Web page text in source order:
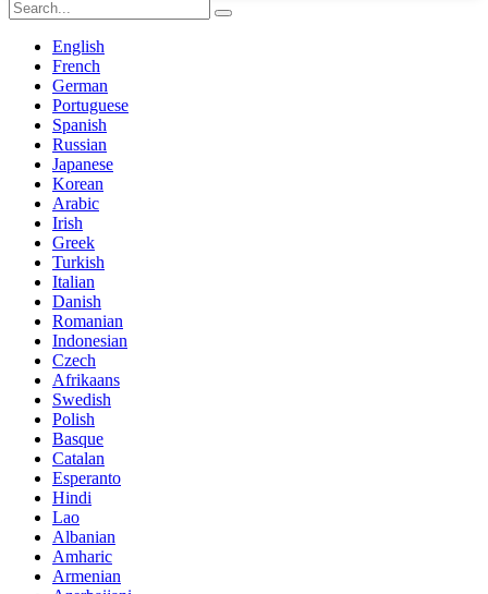
English
French
German
Portuguese
Spanish
Russian
Japanese
Korean
Arabic
Irish
Greek
Turkish
Italian
Danish
Romanian
Indonesian
Czech
Afrikaans
Swedish
Polish
Basque
Catalan
Esperanto
Hindi
Lao
Albanian
Amharic
Armenian